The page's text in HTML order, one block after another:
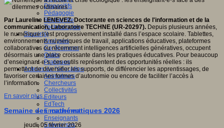
Dispositifs
Pédagogie
Recherche
Technologies
Savoir(s)
Analyses
Conférences
Outils
Pratiques
Acteurs de l'éducation
Animateurs
Chercheurs
Collectivités
Editeurs
EdTech
Encadrement
Enseignants
Entreprises
Par Laureline LENEVEZ, Doctorante en sciences de l'information et de la
communication, Laboratoire TECHNE (UR-20297). Depuis plusieurs années,
le numérique s’est progressivement installé dans l’espace scolaire. Tablettes,
environnements numériques de travail, applications éducatives, plateformes
collaboratives ou récemment intelligences artificielles génératives, occupent
désormais une place croissante dans les pratiques éducatives. Pour beaucoup
d’enseignant·e·s, ces outils représentent des opportunités réelles : ils
permettent de diversifier les supports, de différencier les apprentissages, de
favoriser certaines formes d’autonomie ou encore de faciliter l’accès à
l’information.
En savoir plus...
Semaine des mathématiques 2026
jeudi, 05 février 2026